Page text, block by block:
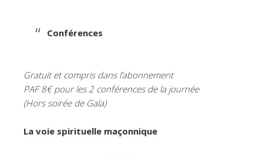
Conférences
Gratuit et compris dans l’abonnement
PAF 8€ pour les 2 conférences de la journée
(Hors soirée de Gala)
La voie spirituelle maçonnique